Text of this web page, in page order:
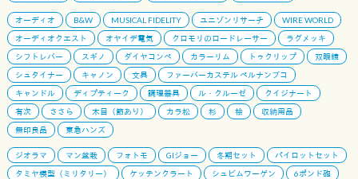
オーディオ B&W MUSICAL FIDELITY ユニゾンリサーチ
WIRE WORLD
オーディオクエスト
オヤイデ電気 クロモリのロードレーサー
ラグメッキ
シフトレバー
スギノ ダイヤコンペ カラーリム トゥクリップ
双眼鏡
シュタイナー
キャノン 文具
ファーバーカステル ペルナンブコ
キャンドル
ディプティーク 調理器具 ル・クルーゼ
クイジナート
有次
ささら 木目（節あり） カラ松 杉 桧
収納用品
無印良品
東急ハンズ
ジオラマ マン盆栽 フォトモ GIジョー 冬期セット
パイロットセット
タミヤ模型（ミリタリー）
ケッテンクラート シュビムワーゲン
6ポンド砲